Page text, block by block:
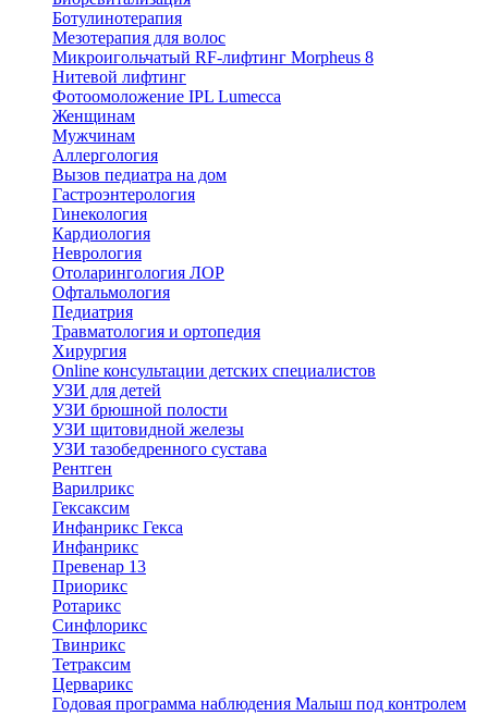
Ботулинотерапия
Мезотерапия для волос
Микроигольчатый RF-лифтинг Morpheus 8
Нитевой лифтинг
Фотоомоложение IPL Lumecca
Женщинам
Мужчинам
Аллергология
Вызов педиатра на дом
Гастроэнтерология
Гинекология
Кардиология
Неврология
Отоларингология ЛОР
Офтальмология
Педиатрия
Травматология и ортопедия
Хирургия
Online консультации детских специалистов
УЗИ для детей
УЗИ брюшной полости
УЗИ щитовидной железы
УЗИ тазобедренного сустава
Рентген
Варилрикс
Гексаксим
Инфанрикс Гекса
Инфанрикс
Превенар 13
Приорикс
Ротарикс
Синфлорикс
Твинрикс
Тетраксим
Церварикс
Годовая программа наблюдения Малыш под контролем